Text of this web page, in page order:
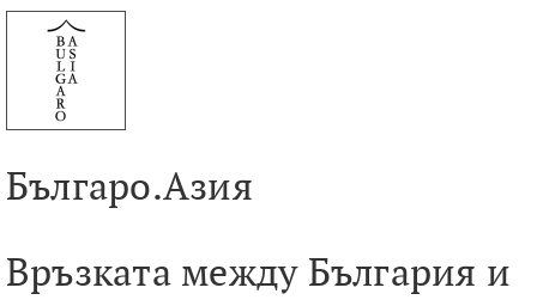
Към
съдържанието
Българо.Азия
Връзката между България и